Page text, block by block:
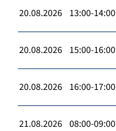
20.08.2026 13:00-14:00
20.08.2026 15:00-16:00
20.08.2026 16:00-17:00
21.08.2026 08:00-09:00